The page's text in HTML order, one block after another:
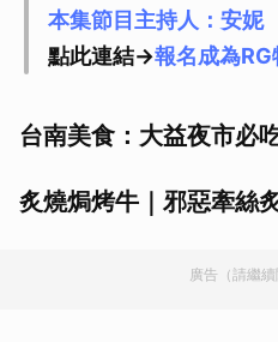
本集節目主持人：安妮
點此連結->報名成為RG
台南美食：大益夜市必
炙燒焗烤牛｜邪惡牽絲
廣告（請繼續